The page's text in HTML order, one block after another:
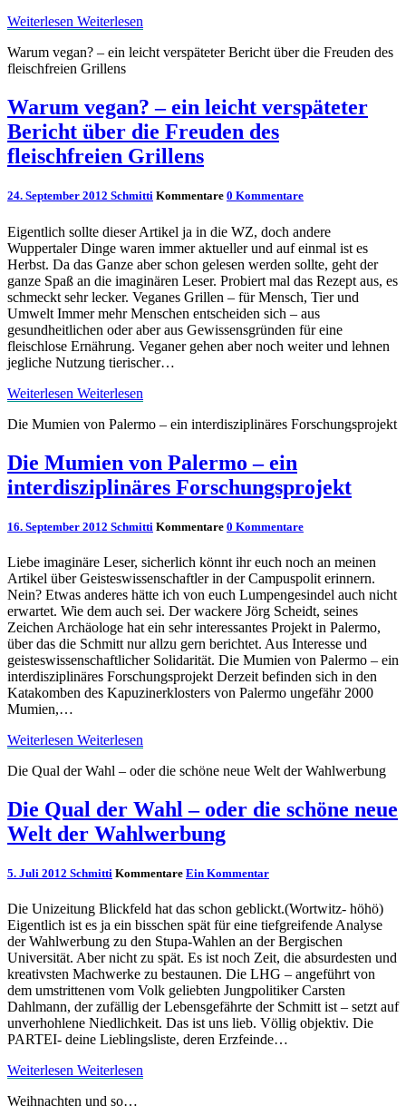
Weiterlesen Weiterlesen
Warum vegan? – ein leicht verspäteter Bericht über die Freuden des
fleischfreien Grillens
Warum vegan? – ein leicht verspäteter
Bericht über die Freuden des
fleischfreien Grillens
24. September 2012 Schmitti Kommentare 0 Kommentare
Eigentlich sollte dieser Artikel ja in die WZ, doch andere
Wuppertaler Dinge waren immer aktueller und auf einmal ist es
Herbst. Da das Ganze aber schon gelesen werden sollte, geht der
ganze Spaß an die imaginären Leser. Probiert mal das Rezept aus, es
schmeckt sehr lecker. Veganes Grillen – für Mensch, Tier und
Umwelt Immer mehr Menschen entscheiden sich – aus
gesundheitlichen oder aber aus Gewissensgründen für eine
fleischlose Ernährung. Veganer gehen aber noch weiter und lehnen
jegliche Nutzung tierischer…
Weiterlesen Weiterlesen
Die Mumien von Palermo – ein interdisziplinäres Forschungsprojekt
Die Mumien von Palermo – ein
interdisziplinäres Forschungsprojekt
16. September 2012 Schmitti Kommentare 0 Kommentare
Liebe imaginäre Leser, sicherlich könnt ihr euch noch an meinen
Artikel über Geisteswissenschaftler in der Campuspolit erinnern.
Nein? Etwas anderes hätte ich von euch Lumpengesindel auch nicht
erwartet. Wie dem auch sei. Der wackere Jörg Scheidt, seines
Zeichen Archäologe hat ein sehr interessantes Projekt in Palermo,
über das die Schmitt nur allzu gern berichtet. Aus Interesse und
geisteswissenschaftlicher Solidarität. Die Mumien von Palermo – ein
interdisziplinäres Forschungsprojekt Derzeit befinden sich in den
Katakomben des Kapuzinerklosters von Palermo ungefähr 2000
Mumien,…
Weiterlesen Weiterlesen
Die Qual der Wahl – oder die schöne neue Welt der Wahlwerbung
Die Qual der Wahl – oder die schöne neue
Welt der Wahlwerbung
5. Juli 2012 Schmitti Kommentare Ein Kommentar
Die Unizeitung Blickfeld hat das schon geblickt.(Wortwitz- höhö)
Eigentlich ist es ja ein bisschen spät für eine tiefgreifende Analyse
der Wahlwerbung zu den Stupa-Wahlen an der Bergischen
Universität. Aber nicht zu spät. Es ist noch Zeit, die absurdesten und
kreativsten Machwerke zu bestaunen. Die LHG – angeführt von
dem umstrittenen vom Volk geliebten Jungpolitiker Carsten
Dahlmann, der zufällig der Lebensgefährte der Schmitt ist – setzt auf
unverhohlene Niedlichkeit. Das ist uns lieb. Völlig objektiv. Die
PARTEI- deine Lieblingsliste, deren Erzfeinde…
Weiterlesen Weiterlesen
Weihnachten und so…